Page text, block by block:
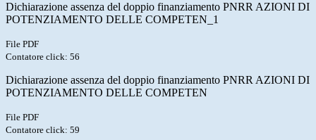
Dichiarazione assenza del doppio finanziamento PNRR AZIONI DI
POTENZIAMENTO DELLE COMPETEN_1
File PDF
Contatore click: 56
Dichiarazione assenza del doppio finanziamento PNRR AZIONI DI
POTENZIAMENTO DELLE COMPETEN
File PDF
Contatore click: 59